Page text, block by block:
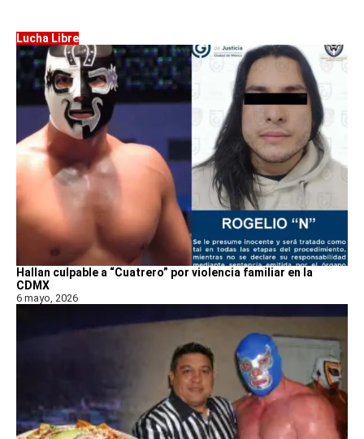
Lucha Libre
Hallan culpable a “Cuatrero” por violencia familiar en la
CDMX
6 mayo, 2026